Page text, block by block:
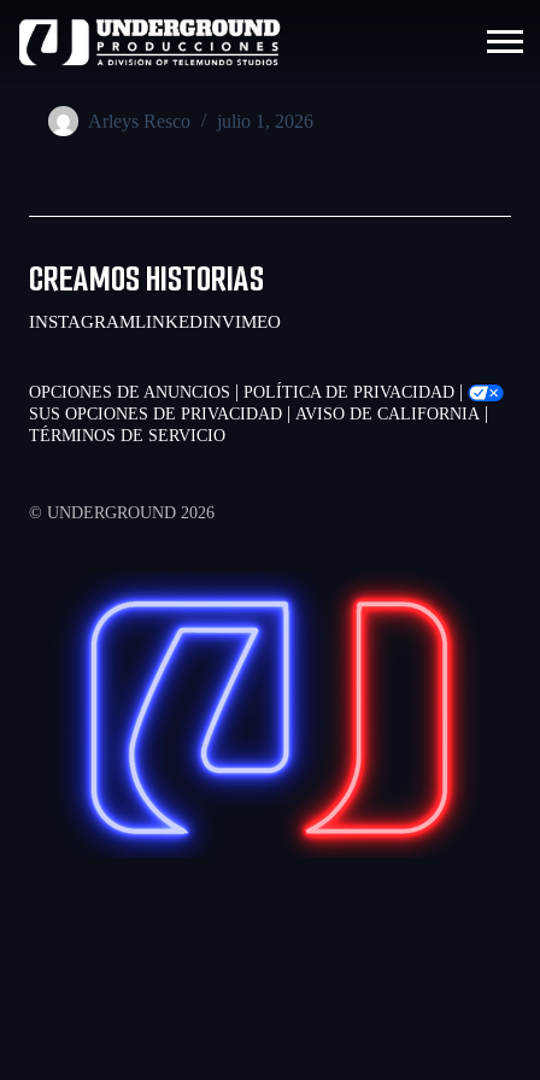
Arleys Resco julio 1, 2026
CREAMOS HISTORIAS
INSTAGRAMLINKEDINVIMEO
OPCIONES DE ANUNCIOS | POLÍTICA DE PRIVACIDAD |
SUS OPCIONES DE PRIVACIDAD | AVISO DE CALIFORNIA |
TÉRMINOS DE SERVICIO
© UNDERGROUND 2026